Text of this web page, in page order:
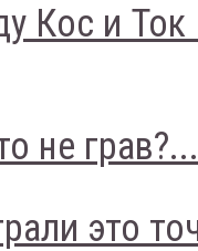
Кос и
не грав?...
это